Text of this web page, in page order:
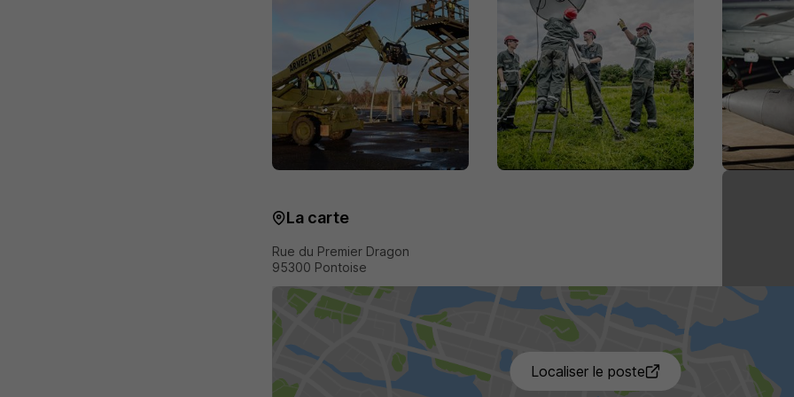
4 de
La carte
Rue du Premier Dragon
95300 Pontoise
Localiser le poste